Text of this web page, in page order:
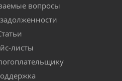
вопросы
листы